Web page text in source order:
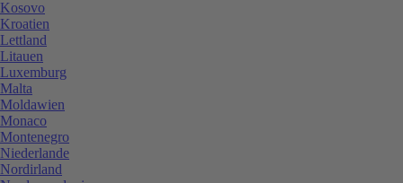
Kosovo
Kroatien
Lettland
Litauen
Luxemburg
Malta
Moldawien
Monaco
Montenegro
Niederlande
Nordirland